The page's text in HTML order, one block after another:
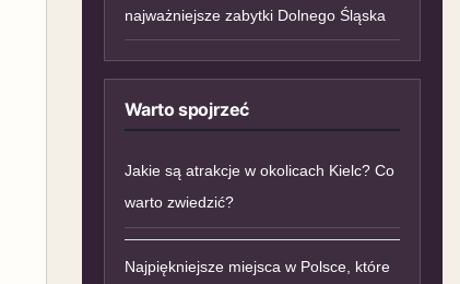
najważniejsze zabytki Dolnego Śląska
Warto spojrzeć
Jakie są atrakcje w okolicach Kielc? Co
warto zwiedzić?
Najpiękniejsze miejsca w Polsce, które